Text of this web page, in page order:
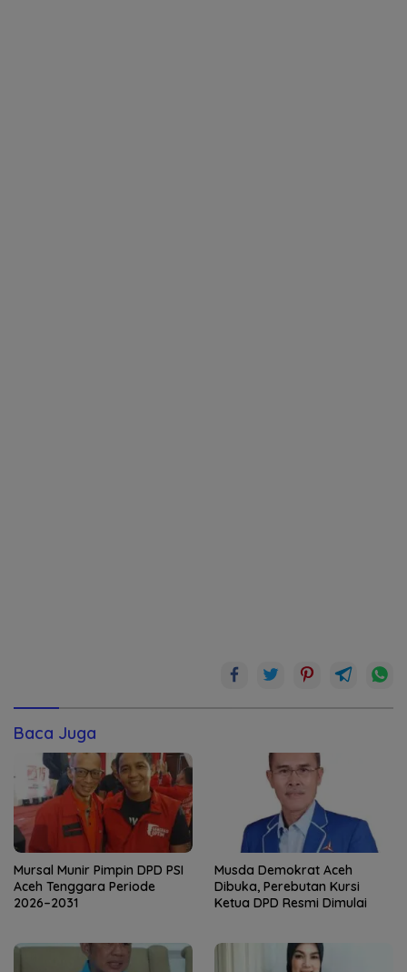
Baca Juga
Mursal Munir Pimpin DPD PSI
Aceh Tenggara Periode
2026–2031
Musda Demokrat Aceh
Dibuka, Perebutan Kursi
Ketua DPD Resmi Dimulai